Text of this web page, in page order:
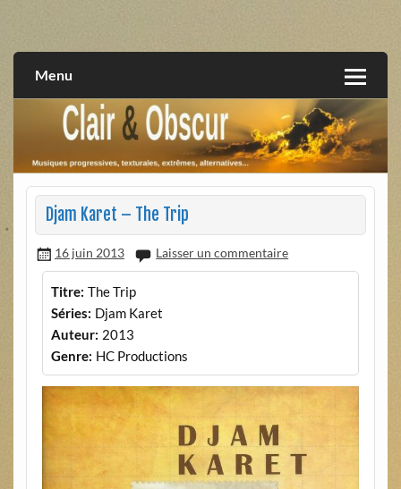
extrêmes, alternatives, texturales
Menu
Djam Karet – The Trip
16 juin 2013 Laisser un commentaire
Titre: The Trip
Séries: Djam Karet
Auteur: 2013
Genre: HC Productions